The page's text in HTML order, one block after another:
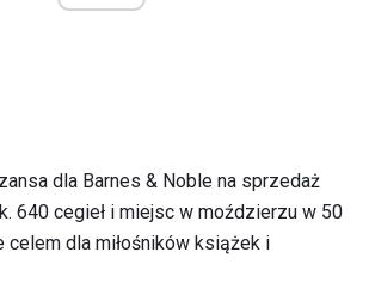
dla Barnes & Noble na sprzedaż
640 cegieł i miejsc w moździerzu w 50
celem dla miłośników książek i